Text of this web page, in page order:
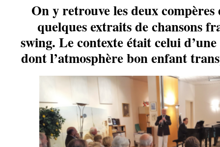
On y retrouve les deux
quelques extraits de chansons
swing. Le contexte était celui
dont l’atmosphère bon enfant